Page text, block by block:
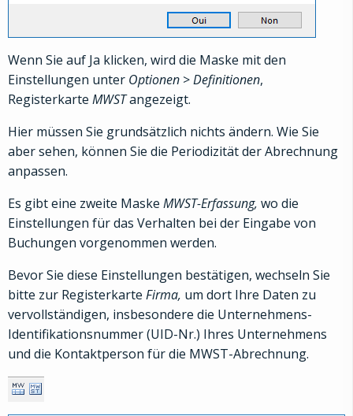
Wenn Sie auf Ja klicken, wird die Maske mit den
Einstellungen unter Optionen >Definitionen,
Registerkarte MWSTangezeigt.
Hier müssen Sie grundsätzlich nichts ändern. Wie Sie
aber sehen, können Sie die Periodizität der Abrechnung
anpassen.
Es gibt eine zweite Maske MWST-Erfassung, wo die
Einstellungen für das Verhalten bei der Eingabe von
Buchungen vorgenommen werden.
Bevor Sie diese Einstellungen bestätigen, wechseln Sie
bitte zur Registerkarte Firma, um dort Ihre Daten zu
vervollständigen, insbesondere die Unternehmens-
Identifikationsnummer (UID-Nr.) Ihres Unternehmens
und die Kontaktperson für die MWST-Abrechnung.